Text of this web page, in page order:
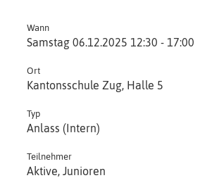
Wann
Samstag 06.12.2025 12:30 - 17:00
Ort
Kantonsschule Zug, Halle 5
Typ
Anlass (Intern)
Teilnehmer
Aktive, Junioren